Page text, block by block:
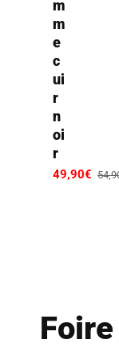
m
m
e
c
ui
r
n
oi
r
Prix
49,90€ Prix